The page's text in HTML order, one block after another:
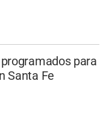
para
Santa Fe